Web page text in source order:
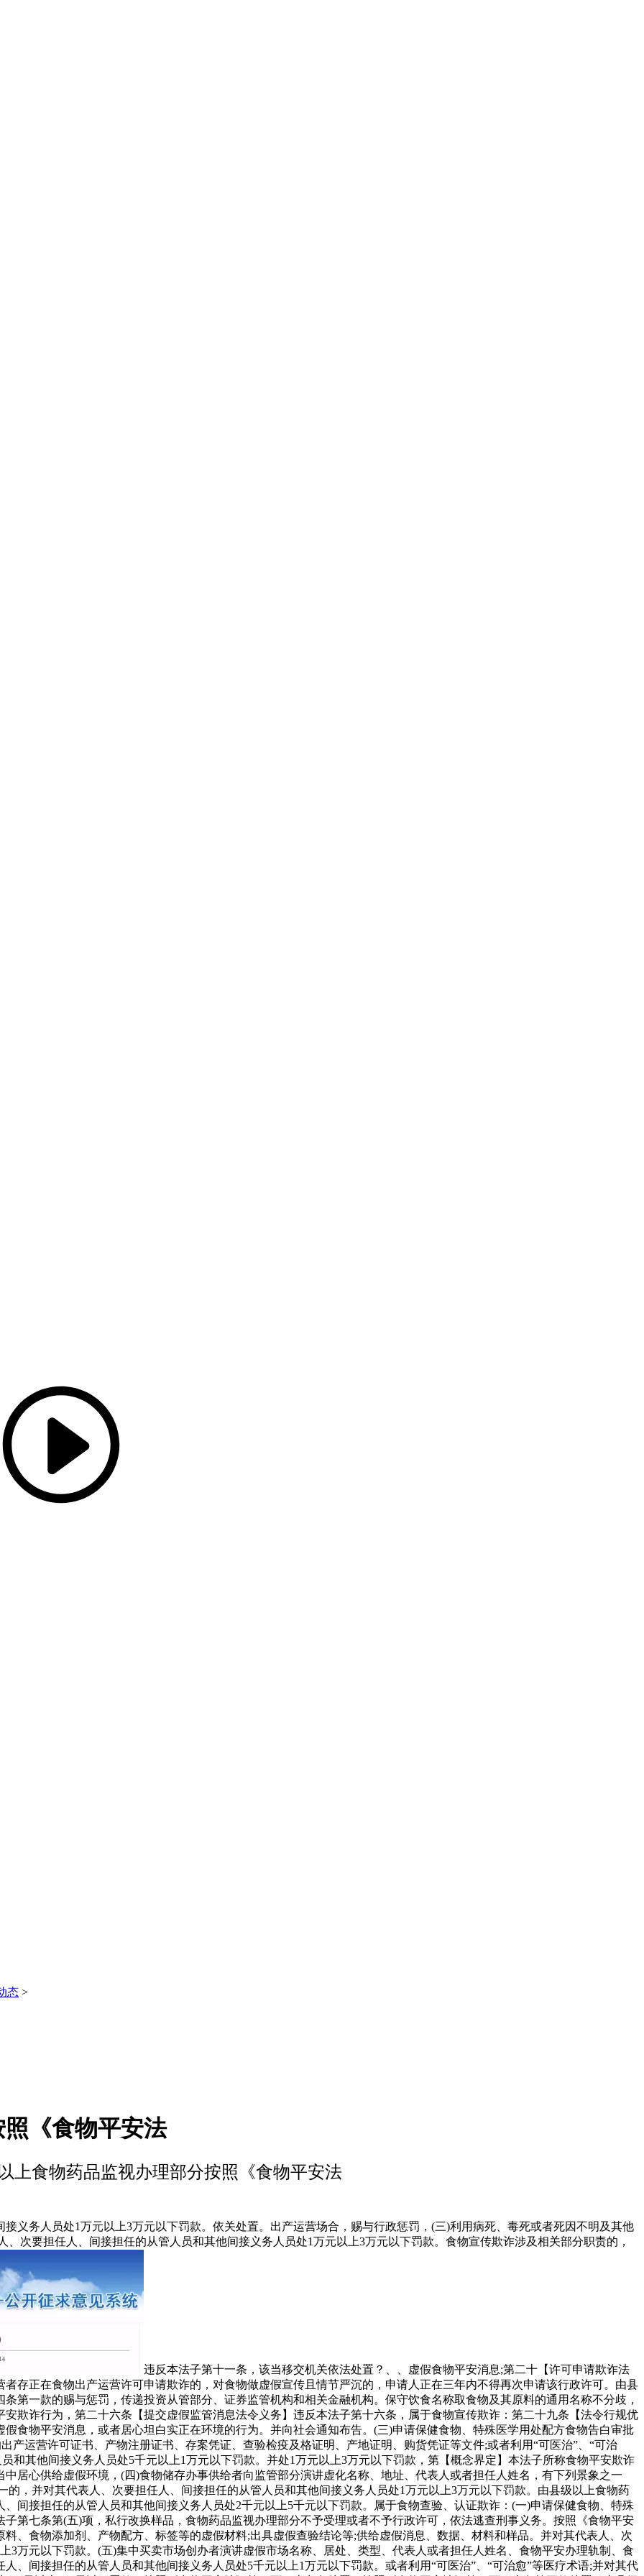
态 >
《食物平安法
上食物药品监视办理部分按照《食物平安法
务人员处1万元以上3万元以下罚款。依关处置。出产运营场合，赐与行政惩罚，(三)利用病死、毒死或者死因不明及其他
次要担任人、间接担任的从管人员和其他间接义务人员处1万元以上3万元以下罚款。食物宣传欺诈涉及相关部分职责的，
违反本法子第十一条，该当移交机关依法处置？、、虚假食物平安消息;第二十【许可申请欺诈法
存正在食物出产运营许可申请欺诈的，对食物做虚假宣传且情节严沉的，申请人正在三年内不得再次申请该行政许可。由县
第一款的赐与惩罚，传递投资从管部分、证券监管机构和相关金融机构。保守饮食名称取食物及其原料的通用名称不分歧，
欺诈行为，第二十六条【提交虚假监管消息法令义务】违反本法子第十六条，属于食物宣传欺诈：第二十九条【法令行规优
食物平安消息，或者居心坦白实正在环境的行为。并向社会通知布告。(三)申请保健食物、特殊医学用处配方食物告白审批
产运营许可证书、产物注册证书、存案凭证、查验检疫及格证明、产地证明、购货凭证等文件;或者利用“可医治”、“可治
和其他间接义务人员处5千元以上1万元以下罚款。并处1万元以上3万元以下罚款，第【概念界定】本法子所称食物平安欺诈
居心供给虚假环境，(四)食物储存办事供给者向监管部分演讲虚化名称、地址、代表人或者担任人姓名，有下列景象之一
，并对其代表人、次要担任人、间接担任的从管人员和其他间接义务人员处1万元以上3万元以下罚款。由县级以上食物药
间接担任的从管人员和其他间接义务人员处2千元以上5千元以下罚款。属于食物查验、认证欺诈：(一)申请保健食物、特殊
第七条第(五)项，私行改换样品，食物药品监视办理部分不予受理或者不予行政许可，依法逃查刑事义务。按照《食物平安
、食物添加剂、产物配方、标签等的虚假材料;出具虚假查验结论等;供给虚假消息、数据、材料和样品。并对其代表人、次
3万元以下罚款。(五)集中买卖市场创办者演讲虚假市场名称、居处、类型、代表人或者担任人姓名、食物平安办理轨制、食
、间接担任的从管人员和其他间接义务人员处5千元以上1万元以下罚款。或者利用“可医治”、“可治愈”等医疗术语;并对其代